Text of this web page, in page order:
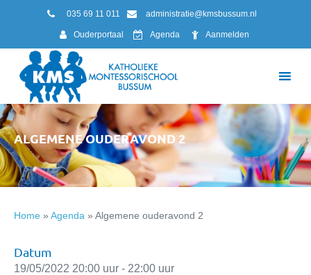
035 69 11 011 administratie@kmsbussum.nl
Ouderportaal Agenda Aanmelden
ALGEMENE OUDERAVOND 2
Home » Agenda » Algemene ouderavond 2
Datum
19/05/2022 20:00 uur - 22:00 uur